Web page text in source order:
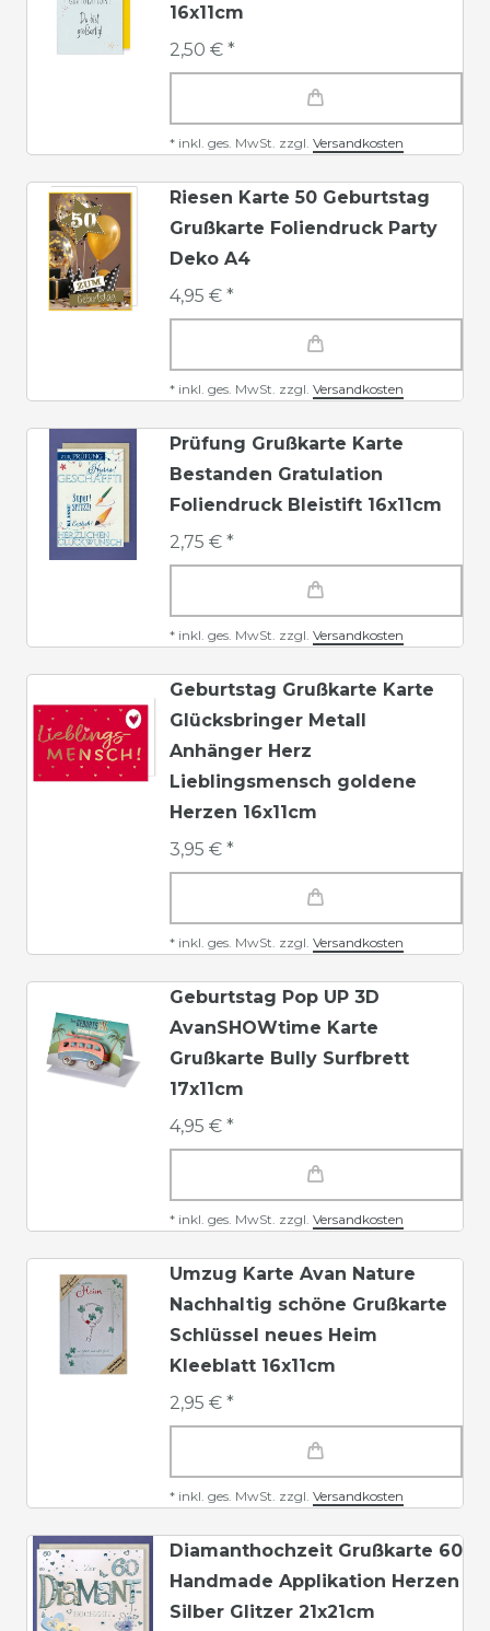
16x11cm
2,50 € *
* inkl. ges. MwSt. zzgl. Versandkosten
Riesen Karte 50 Geburtstag
Grußkarte Foliendruck Party
Deko A4
4,95 € *
* inkl. ges. MwSt. zzgl. Versandkosten
Prüfung Grußkarte Karte
Bestanden Gratulation
Foliendruck Bleistift 16x11cm
2,75 € *
* inkl. ges. MwSt. zzgl. Versandkosten
Geburtstag Grußkarte Karte
Glücksbringer Metall
Anhänger Herz
Lieblingsmensch goldene
Herzen 16x11cm
3,95 € *
* inkl. ges. MwSt. zzgl. Versandkosten
Geburtstag Pop UP 3D
AvanSHOWtime Karte
Grußkarte Bully Surfbrett
17x11cm
4,95 € *
* inkl. ges. MwSt. zzgl. Versandkosten
Umzug Karte Avan Nature
Nachhaltig schöne Grußkarte
Schlüssel neues Heim
Kleeblatt 16x11cm
2,95 € *
* inkl. ges. MwSt. zzgl. Versandkosten
Diamanthochzeit Grußkarte 60
Handmade Applikation Herzen
Silber Glitzer 21x21cm